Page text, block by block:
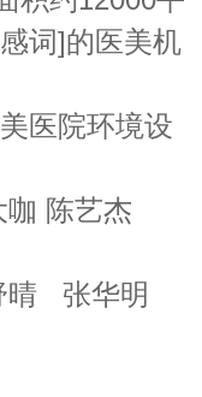
词]的医美机
医院环境设
陈艺杰
晴 张华明